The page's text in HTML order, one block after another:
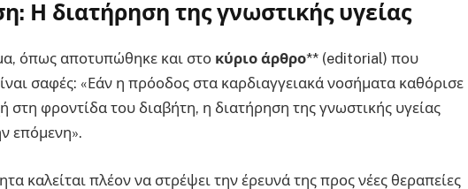
Η διατήρηση της γνωστικής υγείας
όπως αποτυπώθηκε και στο κύριο άρθρο** (editorial) που
σαφές: «Εάν η πρόοδος στα καρδιαγγειακά νοσήματα καθόρισε
στη φροντίδα του διαβήτη, η διατήρηση της γνωστικής υγείας
επόμενη».
καλείται πλέον να στρέψει την έρευνά της προς νέες θεραπείες